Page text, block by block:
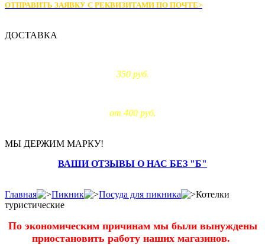
ОТПРАВИТЬ ЗАЯВКУ С РЕКВИЗИТАМИ ПО ПОЧТЕ>
ДОСТАВКА
350 руб.
от 400 руб.
МЫ ДЕРЖИМ МАРКУ!
ВАШИ ОТЗЫВЫ О НАС БЕЗ "Б"
Главная Пикник Посуда для пикника
Котелки
туристические
По экономическим причинам мы были вынуждены
приостановить работу наших магазинов.